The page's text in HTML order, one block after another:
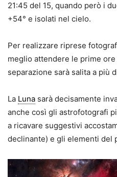
21:45 del 15, quando però i
+54° e isolati nel cielo.
Per realizzare riprese
meglio attendere le prime ore
separazione sarà salita a più
La Luna sarà decisamente
anche così gli astrofotografi
a ricavare suggestivi
declinante) e gli elementi del